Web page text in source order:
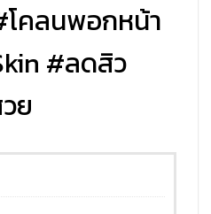
คลนพอกหน้า
#ลดสิว
ย